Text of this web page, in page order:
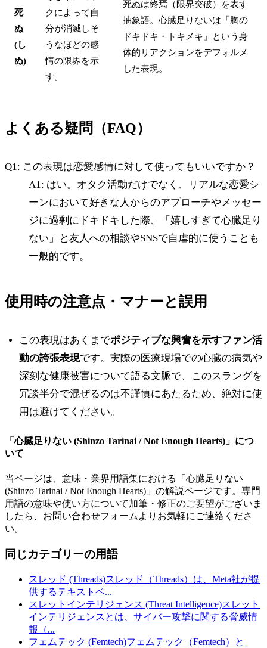
死
ぬ
(し
ぬ)
クによって自
分が消滅しそ
うなほどの感
情の限界を示
す。
死ぬは終焉（限界突破）を表す
抽象語。心臓足りないは「胸の
ドキドキ・トキメキ」という身
体的リアクションをデフォルメ
した表現。
よくある疑問（FAQ）
Q1: この表現は恋愛感情に対して使ってもいいですか？
A1: はい。オタク活動だけでなく、リアルな恋愛シ
ーンにおいて好きな人からのアプローチやメッセー
ジに過剰にドキドキした際、「嬉しすぎて心臓足り
ない」と友人への相談やSNSで自虐的に使うことも
一般的です。
使用時の注意点・マナーと誤用
この表現はあくまでポジティブな興奮を示すファン活
動の誇張表現です。実際の医療現場での心臓の病気や
深刻な健康被害について語る文脈で、このスラングを
冗談半分で混ぜるのは不謹慎にあたるため、絶対に使
用は避けてください。
「心臓足りない (Shinzo Tarinai / Not Enough Hearts) 」につ
いて
当ページは、意味・業界用語集における「 心臓足りない
(Shinzo Tarinai / Not Enough Hearts) 」の解説ページです。専門
用語の意味や使い方について加筆・修正のご要望がございま
したら、お問い合わせフォームよりお気軽にご連絡くださ
い。
同じカテゴリーの用語
スレッド (Threads)スレッド（Threads）は、Meta社が提
供するテキストベ...
スレットインテリジェンス (Threat Intelligence)スレット
インテリジェンスとは、サイバー攻撃に関する脅威情
報（...
フェムテック (Femtech)フェムテック（Femtech）と